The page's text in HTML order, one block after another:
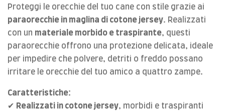
Proteggi le orecchie del tuo cane con stile grazie ai
paraorecchie in maglina di cotone jersey. Realizzati
con un materiale morbido e traspirante, questi
paraorecchie offrono una protezione delicata, ideale
per impedire che polvere, detriti o freddo possano
irritare le orecchie del tuo amico a quattro zampe.
Caratteristiche:
✔ Realizzati in cotone jersey, morbidi e traspiranti